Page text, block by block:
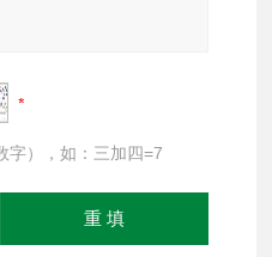
字），如：三加四=7